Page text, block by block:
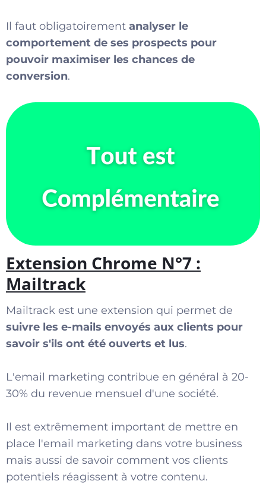
Il faut obligatoirement analyser le
comportement de ses prospects pour
pouvoir maximiser les chances de
conversion.
Extension Chrome N°7 :
Mailtrack
Mailtrack est une extension qui permet de
suivre les e-mails envoyés aux clients pour
savoir s'ils ont été ouverts et lus.
L'email marketing contribue en général à 20-
30% du revenue mensuel d'une société.
Il est extrêmement important de mettre en
place l'email marketing dans votre business
mais aussi de savoir comment vos clients
potentiels réagissent à votre contenu.